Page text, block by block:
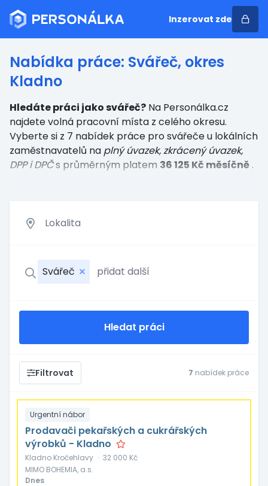
Inzerovat zde
Nabídka práce: Svářeč, okres
Kladno
Hledáte práci jako svářeč? Na Personálka.cz
najdete volná pracovní místa z celého okresu.
Vyberte si z 7 nabídek práce pro svářečeu lokálních
zaměstnavatelů na plný úvazek, zkrácený úvazek,
DPP i DPČs průměrným platem 36 125 Kč měsíčně .
Svářeč
Hledat práci
Filtrovat 7 nabídek práce
Urgentní nábor
Prodavači pekařských a cukrářských
výrobků - Kladno
Kladno Kročehlavy · 32 000 Kč
MIMO BOHEMIA, a.s.
Dnes